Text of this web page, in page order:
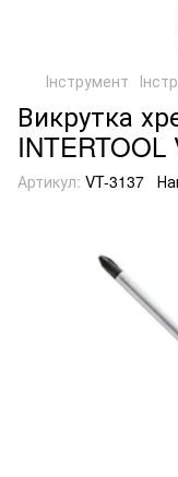
Інструмент
Викрутка
INTERTOOL
Артикул: VT-3137